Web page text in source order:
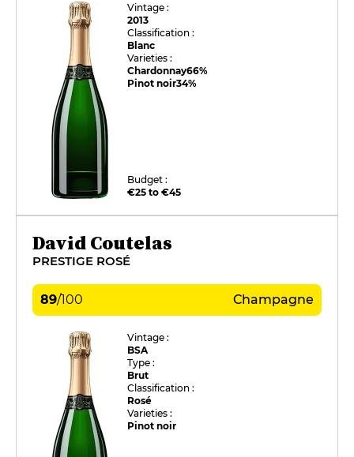
Vintage :
2013
Classification :
Blanc
Varieties :
Chardonnay66%
Pinot noir34%
Budget :
€25 to €45
David Coutelas
PRESTIGE ROSÉ
89/100 Champagne
Vintage :
BSA
Type :
Brut
Classification :
Rosé
Varieties :
Pinot noir